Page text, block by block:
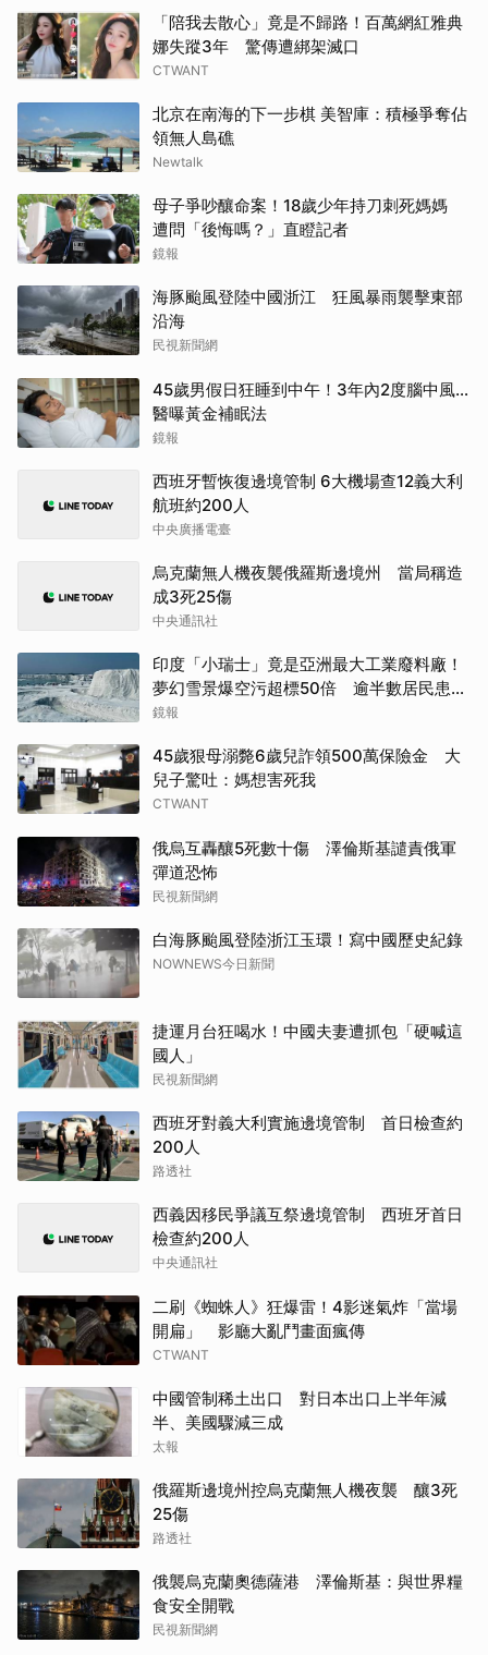
「陪我去散心」竟是不歸路！百萬網紅雅典
娜失蹤3年 驚傳遭綁架滅口
CTWANT
北京在南海的下一步棋 美智庫：積極爭奪佔
領無人島礁
Newtalk
母子爭吵釀命案！18歲少年持刀刺死媽媽
遭問「後悔嗎？」直瞪記者
鏡報
海豚颱風登陸中國浙江 狂風暴雨襲擊東部
沿海
民視新聞網
45歲男假日狂睡到中午！3年內2度腦中風…
醫曝黃金補眠法
鏡報
西班牙暫恢復邊境管制 6大機場查12義大利
航班約200人
中央廣播電臺
烏克蘭無人機夜襲俄羅斯邊境州 當局稱造
成3死25傷
中央通訊社
印度「小瑞士」竟是亞洲最大工業廢料廠！
夢幻雪景爆空污超標50倍 逾半數居民患呼
吸道疾病
鏡報
45歲狠母溺斃6歲兒詐領500萬保險金 大
兒子驚吐：媽想害死我
CTWANT
俄烏互轟釀5死數十傷 澤倫斯基譴責俄軍
彈道恐怖
民視新聞網
白海豚颱風登陸浙江玉環！寫中國歷史紀錄
NOWNEWS今日新聞
捷運月台狂喝水！中國夫妻遭抓包「硬喊這
國人」
民視新聞網
西班牙對義大利實施邊境管制 首日檢查約
200人
路透社
西義因移民爭議互祭邊境管制 西班牙首日
檢查約200人
中央通訊社
二刷《蜘蛛人》狂爆雷！4影迷氣炸「當場
開扁」 影廳大亂鬥畫面瘋傳
CTWANT
中國管制稀土出口 對日本出口上半年減
半、美國驟減三成
太報
俄羅斯邊境州控烏克蘭無人機夜襲 釀3死
25傷
路透社
俄襲烏克蘭奧德薩港 澤倫斯基：與世界糧
食安全開戰
民視新聞網